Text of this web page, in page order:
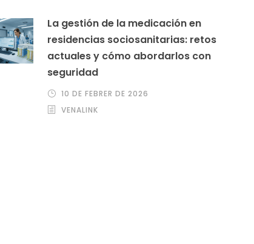
La gestión de la medicación en
residencias sociosanitarias: retos
actuales y cómo abordarlos con
seguridad
10 DE FEBRER DE 2026
VENALINK